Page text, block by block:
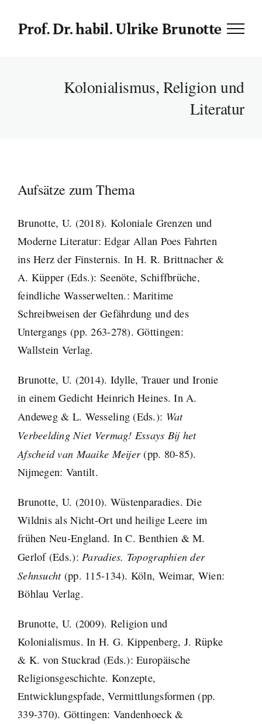
Inhalt
Kolonialismus, Religion und
Literatur
Aufsätze zum Thema
Brunotte, U. (2018). Koloniale Grenzen und
Moderne Literatur: Edgar Allan Poes Fahrten
ins Herz der Finsternis. In H. R. Brittnacher &
A. Küpper (Eds.): Seenöte, Schiffbrüche,
feindliche Wasserwelten.: Maritime
Schreibweisen der Gefährdung und des
Untergangs (pp. 263-278). Göttingen:
Wallstein Verlag.
Brunotte, U. (2014). Idylle, Trauer und Ironie
in einem Gedicht Heinrich Heines. In A.
Andeweg & L. Wesseling (Eds.): Wat
Verbeelding Niet Vermag! Essays Bij het
Afscheid van Maaike Meijer(pp. 80-85).
Nijmegen: Vantilt.
Brunotte, U. (2010). Wüstenparadies. Die
Wildnis als Nicht-Ort und heilige Leere im
frühen Neu-England. In C. Benthien & M.
Gerlof (Eds.):Paradies. Topographien der
Sehnsucht(pp. 115-134). Köln, Weimar, Wien:
Böhlau Verlag.
Brunotte, U. (2009). Religion und
Kolonialismus. In H. G. Kippenberg, J. Rüpke
& K. von Stuckrad (Eds.): Europäische
Religionsgeschichte. Konzepte,
Entwicklungspfade, Vermittlungsformen (pp.
339-370). Göttingen: Vandenhoeck &